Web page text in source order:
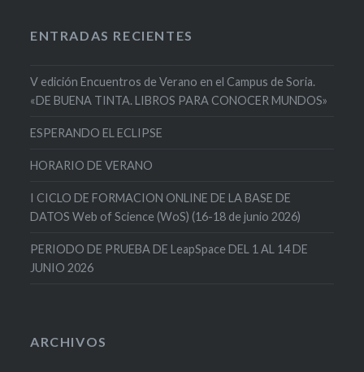
ENTRADAS RECIENTES
V edición Encuentros de Verano en el Campus de Soria.
«DE BUENA TINTA. LIBROS PARA CONOCER MUNDOS»
ESPERANDO EL ECLIPSE
HORARIO DE VERANO
I CICLO DE FORMACION ONLINE DE LA BASE DE
DATOS Web of Science (WoS) (16-18 de junio 2026)
PERIODO DE PRUEBA DE LeapSpace DEL 1 AL 14 DE
JUNIO 2026
ARCHIVOS